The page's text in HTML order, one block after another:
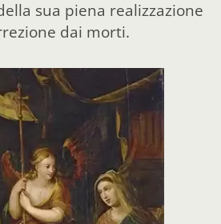
sua piena realizzazione
dai morti.